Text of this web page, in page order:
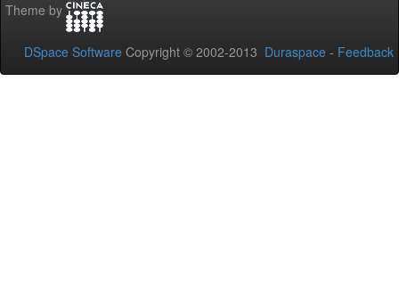
Theme by
DSpace Software Copyright © 2002-2013 Duraspace - Feedback